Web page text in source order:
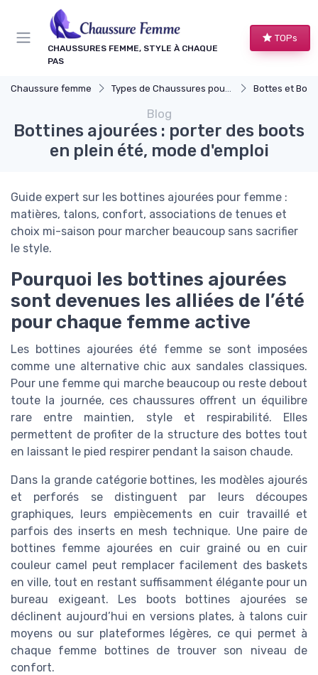
CHAUSSURES FEMME, STYLE À CHAQUE
PAS
TOPs
Chaussure femme Types de Chaussures pour Femmes Bottes et
Blog
Bottines ajourées : porter des boots
en plein été, mode d'emploi
Guide expert sur les bottines ajourées pour femme :
matières, talons, confort, associations de tenues et
choix mi-saison pour marcher beaucoup sans sacrifier
le style.
Pourquoi les bottines ajourées
sont devenues les alliées de l’été
pour chaque femme active
Les bottines ajourées été femme se sont imposées
comme une alternative chic aux sandales classiques.
Pour une femme qui marche beaucoup ou reste debout
toute la journée, ces chaussures offrent un équilibre
rare entre maintien, style et respirabilité. Elles
permettent de profiter de la structure des bottes tout
en laissant le pied respirer pendant la saison chaude.
Dans la grande catégorie bottines, les modèles ajourés
et perforés se distinguent par leurs découpes
graphiques, leurs empiècements en cuir travaillé et
parfois des inserts en mesh technique. Une paire de
bottines femme ajourées en cuir grainé ou en cuir
couleur camel peut remplacer facilement des baskets
en ville, tout en restant suffisamment élégante pour un
bureau exigeant. Les boots bottines ajourées se
déclinent aujourd’hui en versions plates, à talons cuir
moyens ou sur plateformes légères, ce qui permet à
chaque femme bottines de trouver son niveau de
confort.
Panneau de gestion des cookies